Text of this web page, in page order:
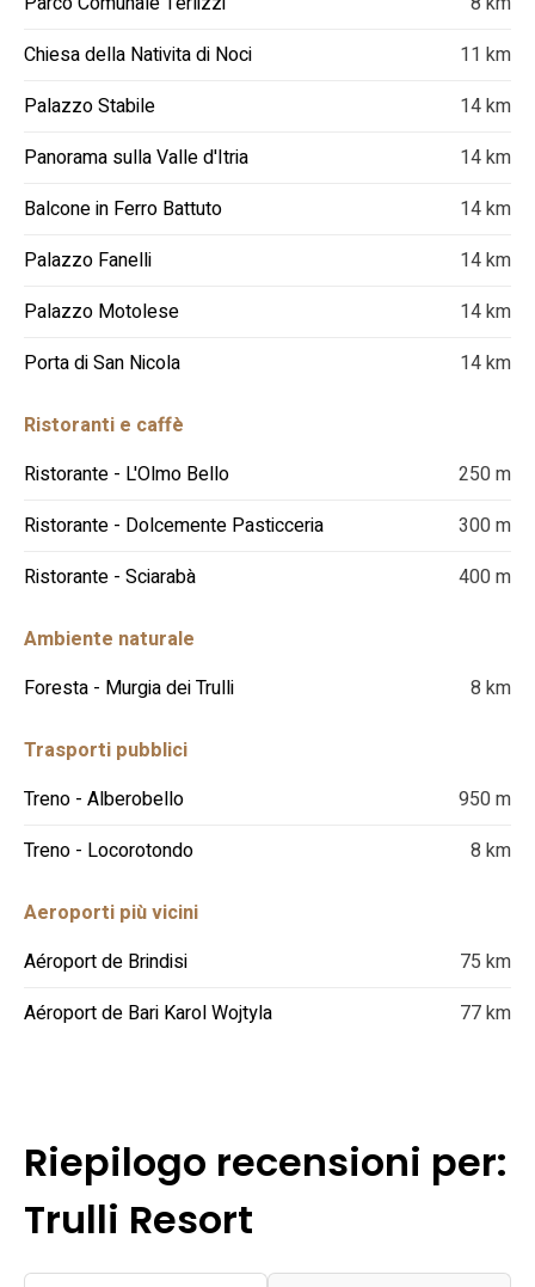
Chiesa della Nativita di Noci
11 km
Palazzo Stabile
14 km
Panorama sulla Valle d'Itria
14 km
Balcone in Ferro Battuto
14 km
Palazzo Fanelli
14 km
Palazzo Motolese
14 km
Porta di San Nicola
14 km
Ristoranti e caffè
Ristorante - L'Olmo Bello
250 m
Ristorante - Dolcemente Pasticceria
300 m
Ristorante - Sciarabà
400 m
Ambiente naturale
Foresta - Murgia dei Trulli
8 km
Trasporti pubblici
Treno - Alberobello
950 m
Treno - Locorotondo
8 km
Aeroporti più vicini
Aéroport de Brindisi
75 km
Aéroport de Bari Karol Wojtyla
77 km
Riepilogo recensioni per:
Trulli Resort